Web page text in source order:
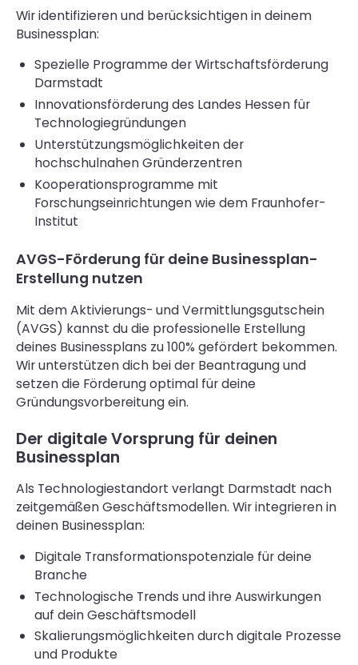
Wir identifizieren und berücksichtigen in deinem
Businessplan:
Spezielle Programme der Wirtschaftsförderung
Darmstadt
Innovationsförderung des Landes Hessen für
Technologiegründungen
Unterstützungsmöglichkeiten der
hochschulnahen Gründerzentren
Kooperationsprogramme mit
Forschungseinrichtungen wie dem Fraunhofer-
Institut
AVGS-Förderung für deine Businessplan-
Erstellung nutzen
Mit dem Aktivierungs- und Vermittlungsgutschein
(AVGS) kannst du die professionelle Erstellung
deines Businessplans zu 100% gefördert bekommen.
Wir unterstützen dich bei der Beantragung und
setzen die Förderung optimal für deine
Gründungsvorbereitung ein.
Der digitale Vorsprung für deinen
Businessplan
Als Technologiestandort verlangt Darmstadt nach
zeitgemäßen Geschäftsmodellen. Wir integrieren in
deinen Businessplan:
Digitale Transformationspotenziale für deine
Branche
Technologische Trends und ihre Auswirkungen
auf dein Geschäftsmodell
Skalierungsmöglichkeiten durch digitale Prozesse
und Produkte